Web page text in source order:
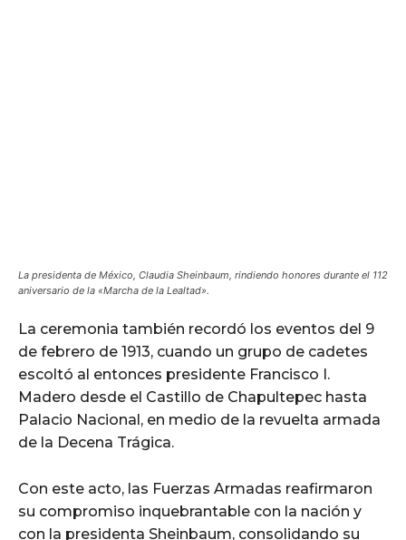
La presidenta de México, Claudia Sheinbaum, rindiendo honores durante el 112
aniversario de la «Marcha de la Lealtad».
La ceremonia también recordó los eventos del 9
de febrero de 1913, cuando un grupo de cadetes
escoltó al entonces presidente Francisco I.
Madero desde el Castillo de Chapultepec hasta
Palacio Nacional, en medio de la revuelta armada
de la Decena Trágica.
Con este acto, las Fuerzas Armadas reafirmaron
su compromiso inquebrantable con la nación y
con la presidenta Sheinbaum, consolidando su